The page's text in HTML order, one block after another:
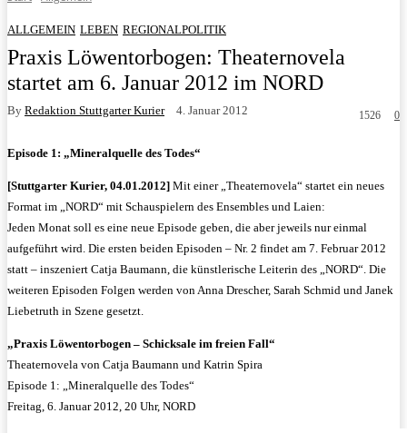
ALLGEMEIN LEBEN REGIONALPOLITIK
Praxis Löwentorbogen: Theaternovela
startet am 6. Januar 2012 im NORD
By Redaktion Stuttgarter Kurier 4. Januar 2012 0
1526
Episode 1: „Mineralquelle des Todes“
[Stuttgarter Kurier, 04.01.2012] Mit einer „Theaternovela“ startet ein neues
Format im „NORD“ mit Schauspielern des Ensembles und Laien:
Jeden Monat soll es eine neue Episode geben, die aber jeweils nur einmal
aufgeführt wird. Die ersten beiden Episoden – Nr. 2 findet am 7. Februar 2012
statt – inszeniert Catja Baumann, die künstlerische Leiterin des „NORD“. Die
weiteren Episoden Folgen werden von Anna Drescher, Sarah Schmid und Janek
Liebetruth in Szene gesetzt.
„Praxis Löwentorbogen – Schicksale im freien Fall“
Theaternovela von Catja Baumann und Katrin Spira
Episode 1: „Mineralquelle des Todes“
Freitag, 6. Januar 2012, 20 Uhr, NORD